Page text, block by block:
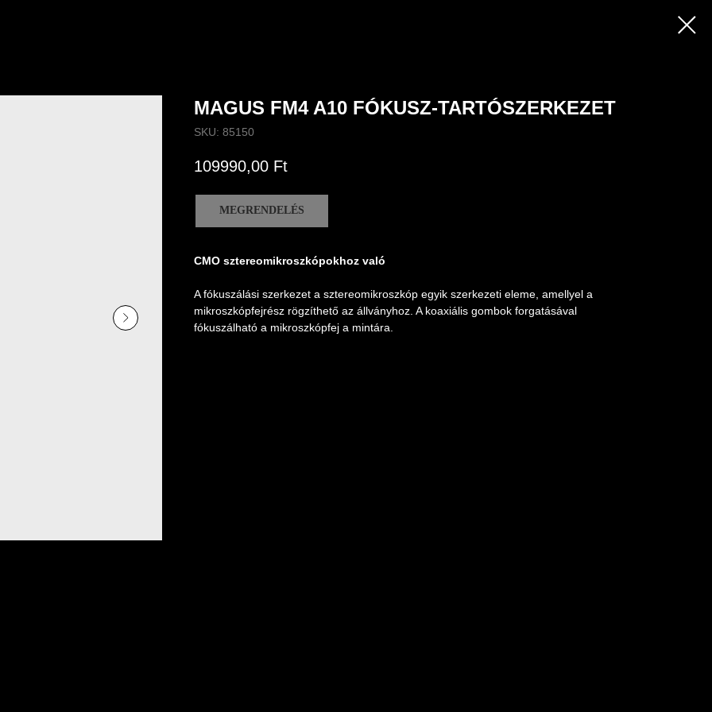
MAGUS FM4 A10 FÓKUSZ-TARTÓSZERKEZET
SKU: 85150
109990,00 Ft
MEGRENDELÉS
CMO sztereomikroszkópokhoz való
A fókuszálási szerkezet a sztereomikroszkóp egyik szerkezeti eleme, amellyel a
mikroszkópfejrész rögzíthető az állványhoz. A koaxiális gombok forgatásával
fókuszálható a mikroszkópfej a mintára.